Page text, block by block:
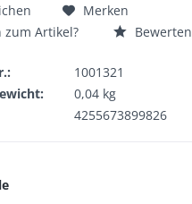
Merken
zum Artikel?
Bewerten
1001321
0,04 kg
4255673899826